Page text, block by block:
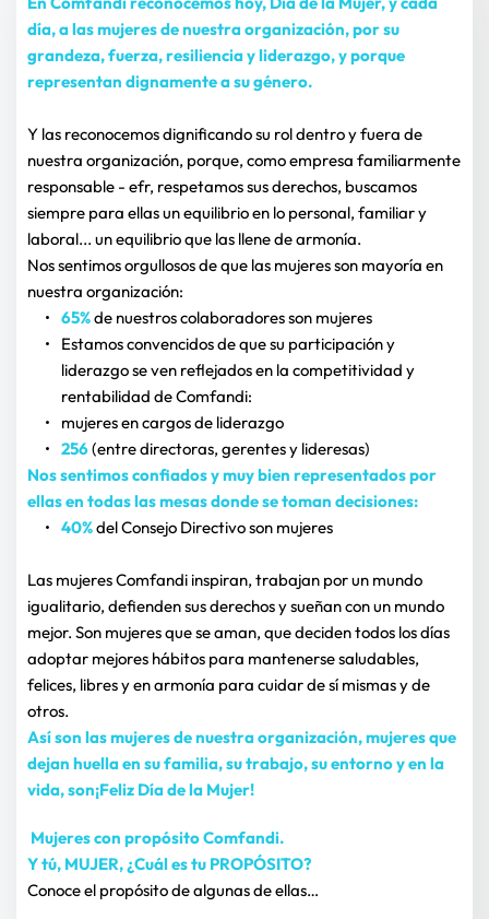
día, a las mujeres de nuestra organización, por su
grandeza, fuerza, resiliencia y liderazgo, y porque
representan dignamente a su género.
Y las reconocemos dignificando su rol dentro y fuera de
nuestra organización, porque, como empresa familiarmente
responsable - efr, respetamos sus derechos, buscamos
siempre para ellas un equilibrio en lo personal, familiar y
laboral... un equilibrio que las llene de armonía.
Nos sentimos orgullosos de que las mujeres son mayoría en
nuestra organización:
65% de nuestros colaboradores son mujeres
Estamos convencidos de que su participación y
liderazgo se ven reflejados en la competitividad y
rentabilidad de Comfandi:
mujeres en cargos de liderazgo
256 (entre directoras, gerentes y lideresas)
Nos sentimos confiados y muy bien representados por
ellas en todas las mesas donde se toman decisiones:
40% del Consejo Directivo son mujeres
Las mujeres Comfandi inspiran, trabajan por un mundo
igualitario, defienden sus derechos y sueñan con un mundo
mejor. Son mujeres que se aman, que deciden todos los días
adoptar mejores hábitos para mantenerse saludables,
felices, libres y en armonía para cuidar de sí mismas y de
otros.
Así son las mujeres de nuestra organización, mujeres que
dejan huella en su familia, su trabajo, su entorno y en la
vida, son¡Feliz Día de la Mujer!
Mujeres con propósito Comfandi.
Y tú, MUJER, ¿Cuál es tu PROPÓSITO?
Conoce el propósito de algunas de ellas…